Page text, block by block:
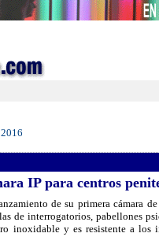
IP para centros
de su primera cámara
de interrogatorios, pabellones
inoxidable y es resistente a